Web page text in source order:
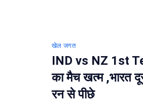
खेल जगत
IND vs NZ 1st
का मैच खत्म ,भारत
रन से पीछे